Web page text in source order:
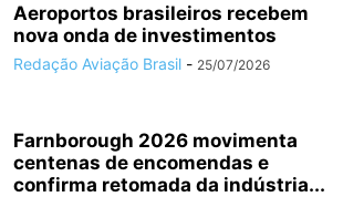
Aeroportos brasileiros recebem
nova onda de investimentos
Redação Aviação Brasil - 25/07/2026
Farnborough 2026 movimenta
centenas de encomendas e
confirma retomada da indústria...